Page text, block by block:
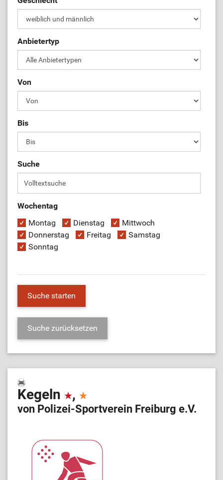
ÜL-Börse
Anbietertyp
Von
Bis
Suche
Wochentag
Montag
Dienstag
Mittwoch
Donnerstag
Freitag
Samstag
Sonntag
Kegeln ,
von Polizei-Sportverein Freiburg e.V.